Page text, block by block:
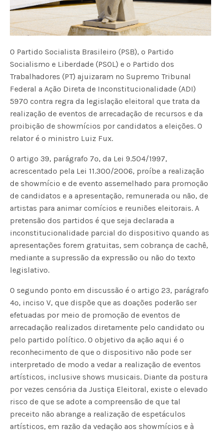
O Partido Socialista Brasileiro (PSB), o Partido
Socialismo e Liberdade (PSOL) e o Partido dos
Trabalhadores (PT) ajuizaram no Supremo Tribunal
Federal a Ação Direta de Inconstitucionalidade (ADI)
5970 contra regra da legislação eleitoral que trata da
realização de eventos de arrecadação de recursos e da
proibição de showmícios por candidatos a eleições. O
relator é o ministro Luiz Fux.
O artigo 39, parágrafo 7º, da Lei 9.504/1997,
acrescentado pela Lei 11.300/2006, proíbe a realização
de showmício e de evento assemelhado para promoção
de candidatos e a apresentação, remunerada ou não, de
artistas para animar comícios e reuniões eleitorais. A
pretensão dos partidos é que seja declarada a
inconstitucionalidade parcial do dispositivo quando as
apresentações forem gratuitas, sem cobrança de cachê,
mediante a supressão da expressão ou não do texto
legislativo.
O segundo ponto em discussão é o artigo 23, parágrafo
4º, inciso V, que dispõe que as doações poderão ser
efetuadas por meio de promoção de eventos de
arrecadação realizados diretamente pelo candidato ou
pelo partido político. O objetivo da ação aqui é o
reconhecimento de que o dispositivo não pode ser
interpretado de modo a vedar a realização de eventos
artísticos, inclusive shows musicais. Diante da postura
por vezes censória da Justiça Eleitoral, existe o elevado
risco de que se adote a compreensão de que tal
preceito não abrange a realização de espetáculos
artísticos, em razão da vedação aos showmícios e à